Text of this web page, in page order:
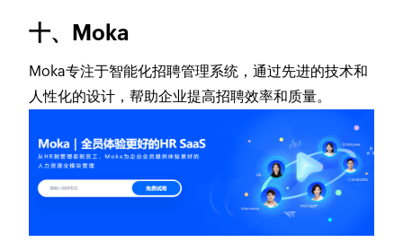
十、Moka
Moka专注于智能化招聘管理系统，通过先进的技术和
人性化的设计，帮助企业提高招聘效率和质量。